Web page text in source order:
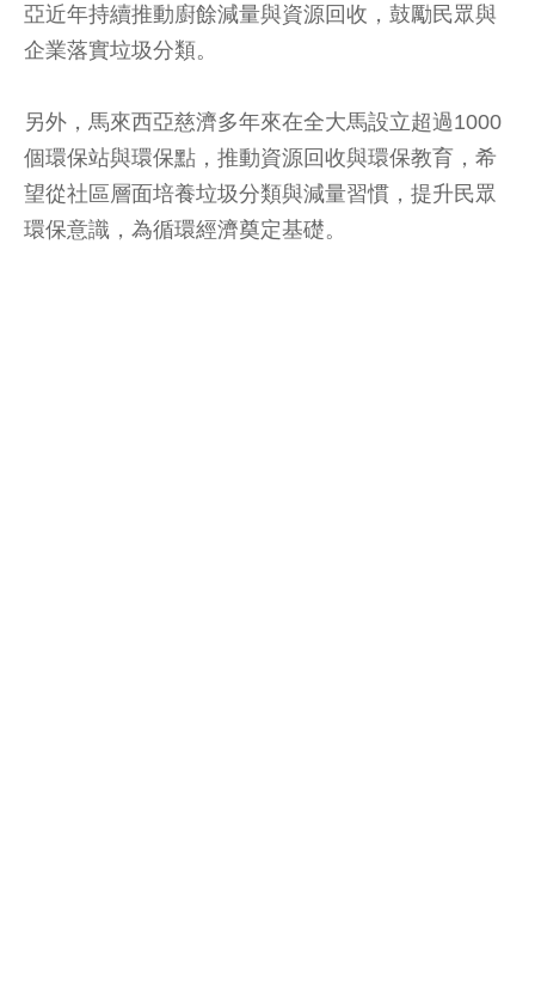
亞近年持續推動廚餘減量與資源回收，鼓勵民眾與
企業落實垃圾分類。
另外，馬來西亞慈濟多年來在全大馬設立超過1000
個環保站與環保點，推動資源回收與環保教育，希
望從社區層面培養垃圾分類與減量習慣，提升民眾
環保意識，為循環經濟奠定基礎。